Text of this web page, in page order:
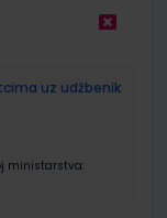
uz udžbenik
ministarstva: